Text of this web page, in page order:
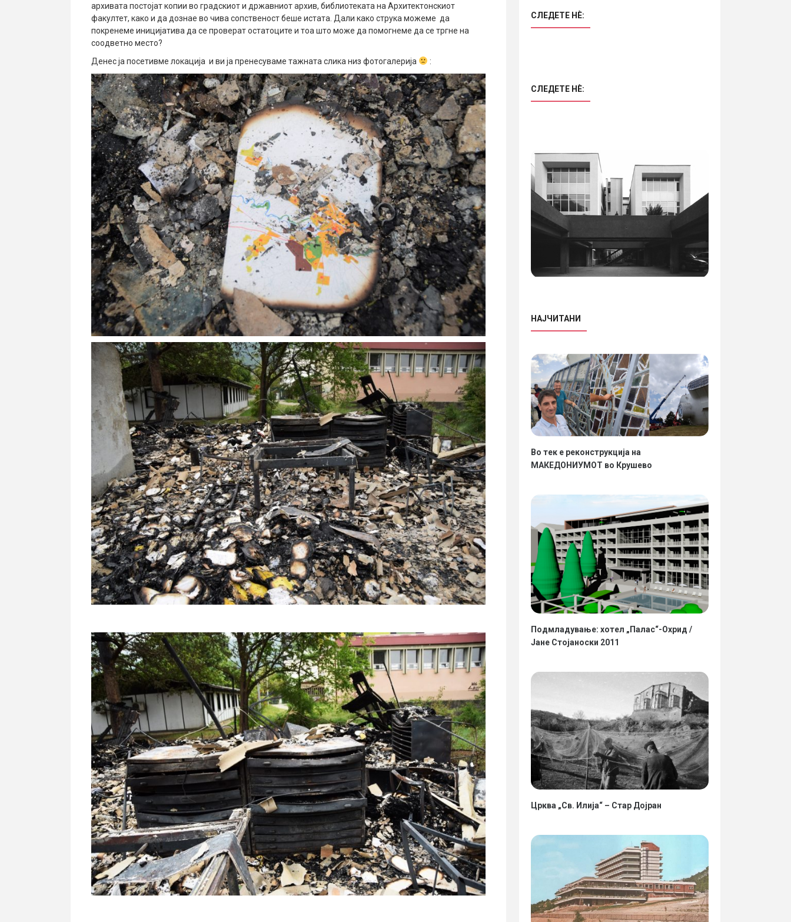
архивата постојат копии во градскиот и државниот архив, библиотеката на Архитектонскиот
факултет, како и да дознае во чива сопственост беше истата. Дали како струка можеме да
покренеме иницијатива да се проверат остатоците и тоа што може да помогнеме да се тргне на
соодветно место?
Денес ја посетивме локација и ви ја пренесуваме тажната слика низ фотогалерија
:
СЛЕДЕТЕ НÈ:
СЛЕДЕТЕ НÈ:
НАЈЧИТАНИ
Во тек е реконструкција на
МАКЕДОНИУМОТ во Крушево
Подмладување: хотел „Палас“-Охрид /
Јане Стојаноски 2011
Црква „Св. Илија“ – Стар Дојран